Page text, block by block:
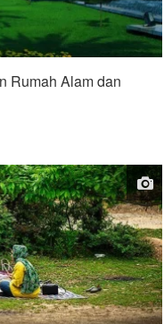
Rumah Alam dan